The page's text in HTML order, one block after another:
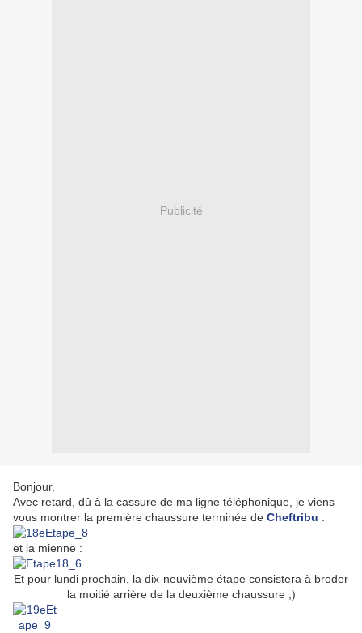
Publicité
Bonjour,
Avec retard, dû à la cassure de ma ligne téléphonique, je viens
vous montrer la première chaussure terminée de Cheftribu :
et la mienne :
Et pour lundi prochain, la dix-neuvième étape consistera à broder
la moitié arrière de la deuxième chaussure ;)